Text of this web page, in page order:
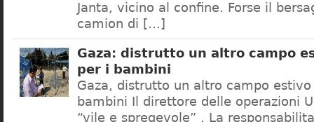
Janta, vicino al confine. Forse il
camion di […]
Gaza: distrutto un altro campo
per i bambini
Gaza, distrutto un altro campo estivo
bambini Il direttore delle operazioni
“vile e spregevole” . La